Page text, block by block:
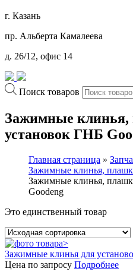
г. Казань
пр. Альберта Камалеева
д. 26/12, офис 14
Поиск товаров
Зажимные клинья,
установок ГНБ
Главная страница »
Зажимные клинья,
Зажимные клинья,
Goodeng
Это единственный товар
Зажимные клинья для
Цена по запросу Подробнее